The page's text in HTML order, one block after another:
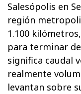
Salesópolis en
región
1.100
para terminar
significa caudal
realmente
levantan sobre